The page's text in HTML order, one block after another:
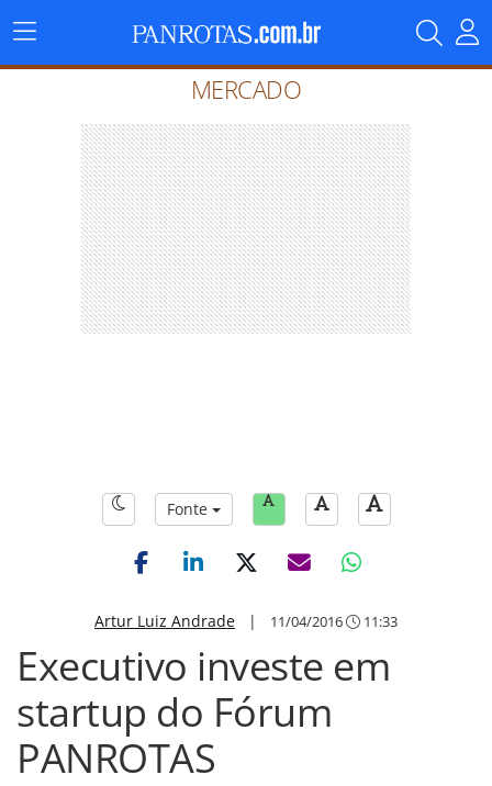
Menu
Principal
MERCADO
Fonte
Artur Luiz Andrade | 11/04/2016 11:33
Executivo investe em
startup do Fórum
PANROTAS